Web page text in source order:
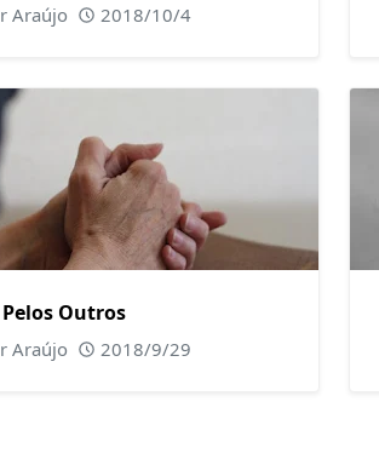
Araújo 2018/10/4
Outros
Araújo 2018/9/29